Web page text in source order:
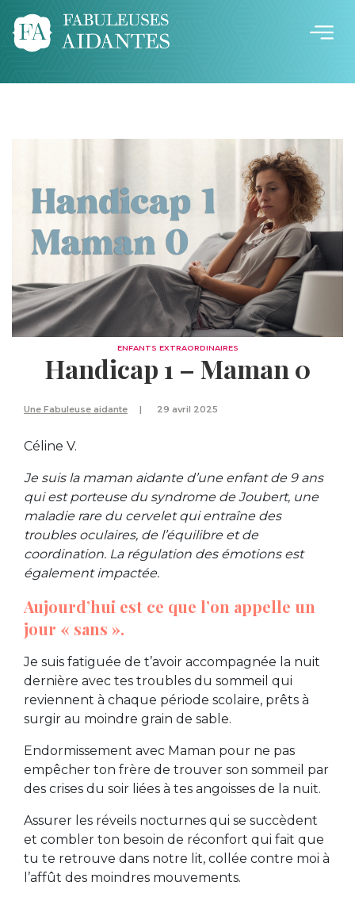
ENFANTS EXTRAORDINAIRES
Handicap 1 – Maman 0
Une Fabuleuse aidante 29 avril 2025
Céline V.
Je suis la maman aidante d’une enfant de 9 ans
qui est porteuse du syndrome de Joubert, une
maladie rare du cervelet qui entraîne des
troubles oculaires, de l’équilibre et de
coordination. La régulation des émotions est
également impactée.
Aujourd’hui est ce que l’on appelle un
jour « sans ».
Je suis fatiguée de t’avoir accompagnée la nuit
dernière avec tes troubles du sommeil qui
reviennent à chaque période scolaire, prêts à
surgir au moindre grain de sable.
Endormissement avec Maman pour ne pas
empêcher ton frère de trouver son sommeil par
des crises du soir liées à tes angoisses de la nuit.
Assurer les réveils nocturnes qui se succèdent
et combler ton besoin de réconfort qui fait que
tu te retrouve dans notre lit, collée contre moi à
l’affût des moindres mouvements.